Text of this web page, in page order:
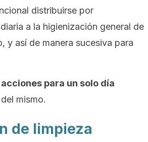
distribuirse por
a la higienización general de
y así de manera sucesiva para
para un solo día
mismo.
de limpieza